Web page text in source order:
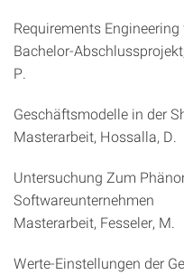
Requirements
Bachelor-
P.
Geschäftsmodelle in der
Masterarbeit, Hossalla, D.
Untersuchung Zum
Softwareunternehmen
Masterarbeit, Fesseler, M.
Werte-Einstellungen der